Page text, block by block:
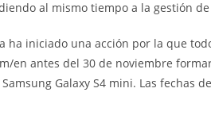
al mismo tiempo a la gestión
ha iniciado una acción por la que
en antes del 30 de noviembre
Galaxy S4 mini. Las fechas